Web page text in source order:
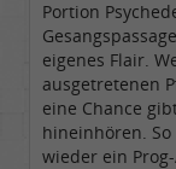
Portion
eigenes Flair.
ausgetretenen
eine Chance
hineinhören.
wieder ein